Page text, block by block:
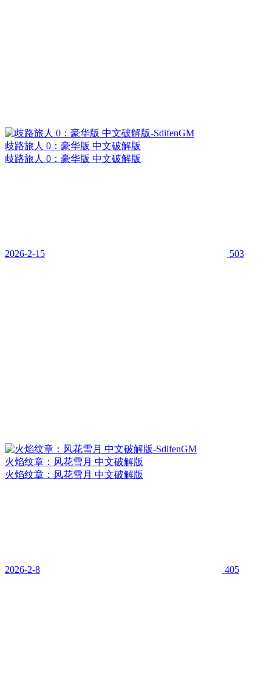
歧路旅人 0：豪华版 中文破解版
歧路旅人 0：豪华版 中文破解版
2026-2-15 503
火焰纹章：风花雪月 中文破解版
火焰纹章：风花雪月 中文破解版
2026-2-8 405